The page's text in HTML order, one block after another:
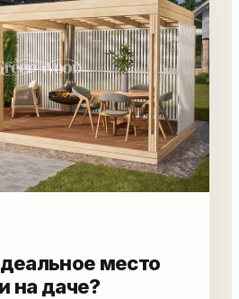
место
на даче?